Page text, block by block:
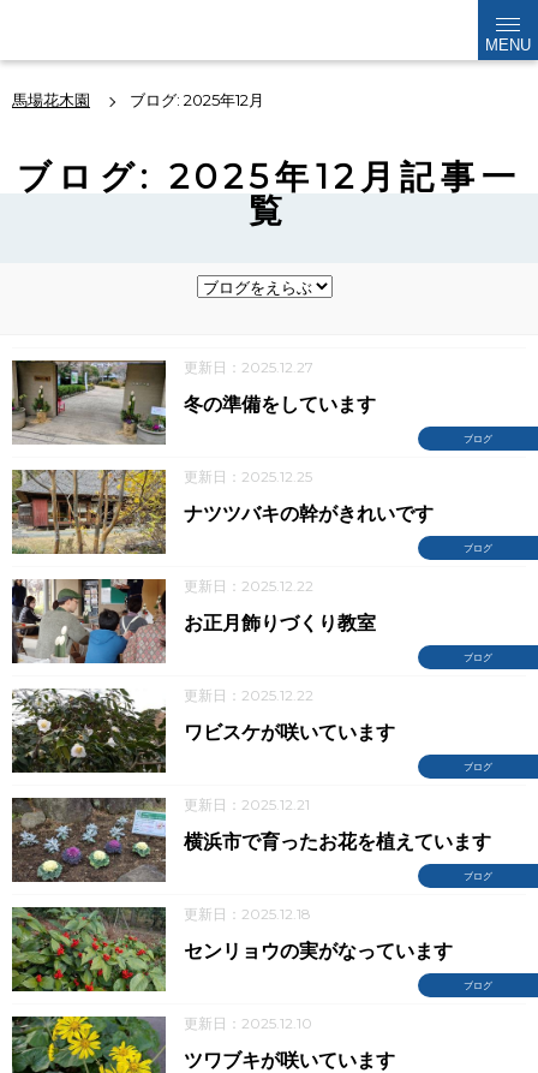
MENU
馬場花木園 ブログ: 2025年12月
ブログ: 2025年12月記事一
覧
更新日：2025.12.27
ブログ
冬の準備をしています
更新日：2025.12.25
ブログ
ナツツバキの幹がきれいです
更新日：2025.12.22
ブログ
お正月飾りづくり教室
更新日：2025.12.22
ブログ
ワビスケが咲いています
更新日：2025.12.21
ブログ
横浜市で育ったお花を植えています
更新日：2025.12.18
ブログ
センリョウの実がなっています
更新日：2025.12.10
ツワブキが咲いています